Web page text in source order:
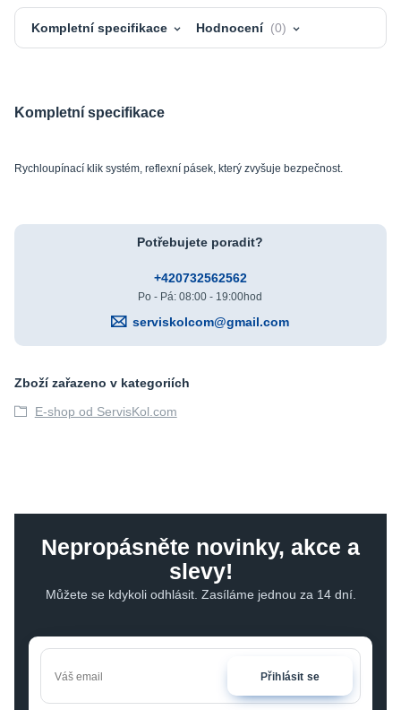
Kompletní specifikace Hodnocení 0
Kompletní specifikace
Rychloupínací klik systém, reflexní pásek, který zvyšuje bezpečnost.
Potřebujete poradit?
+420732562562
Po - Pá: 08:00 - 19:00hod
serviskolcom@gmail.com
Zboží zařazeno v kategoriích
E-shop od ServisKol.com
Nepropásněte novinky, akce a
slevy!
Můžete se kdykoli odhlásit. Zasíláme jednou za 14 dní.
Přihlásit se